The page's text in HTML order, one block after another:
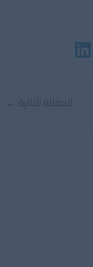
المقالة التالية ←